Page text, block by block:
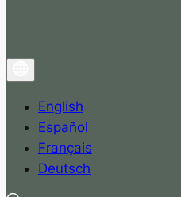
English
Español
Français
Deutsch